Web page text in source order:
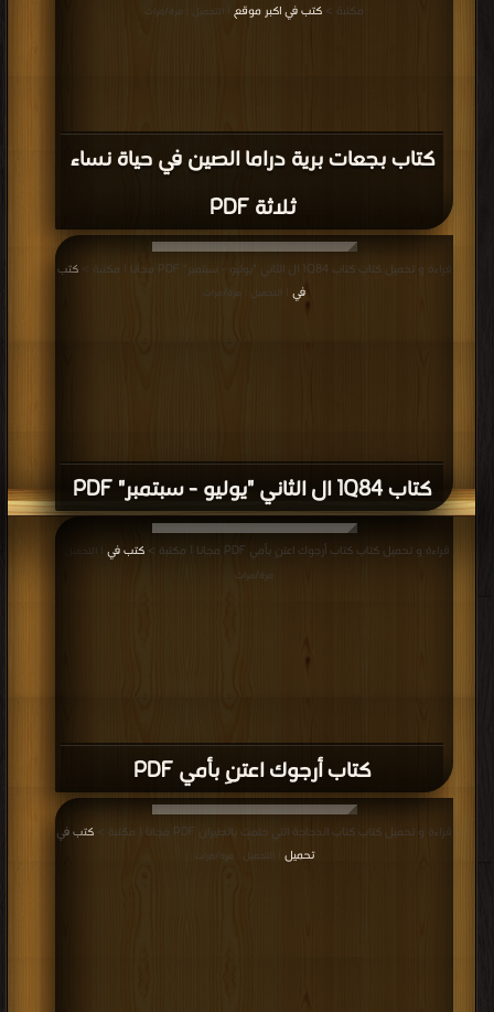
كتاب بجعات برية دراما الصين في حياة نساء
ثلاثة PDF
مكتبة > كتب في اكبر موقع | التحميل : مرة/مرات
كتاب 1Q84 ال الثاني "يوليو - سبتمبر" PDF
قراءة و تحميل كتاب كتاب 1Q84 ال الثاني "يوليو - سبتمبر" PDF مجانا | مكتبة >
كتب
في
| التحميل : مرة/مرات
كتاب أرجوك اعتنِ بأمي PDF
قراءة و تحميل كتاب كتاب أرجوك اعتنِ بأمي PDF مجانا | مكتبة > كتب في
| التحميل :
مرة/مرات
قراءة و تحميل كتاب كتاب الدجاجة التي حلمت بالطيران PDF مجانا | مكتبة >
كتب في
تحميل
| التحميل : مرة/مرات